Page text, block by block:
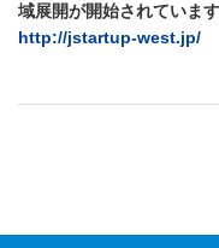
域展開が開始されています
http://jstartup-west.jp/